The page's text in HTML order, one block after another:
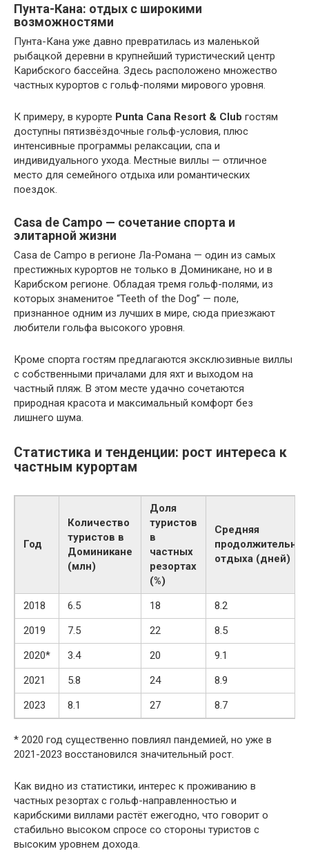
Пунта-Кана: отдых с широкими
возможностями
Пунта-Кана уже давно превратилась из маленькой
рыбацкой деревни в крупнейший туристический центр
Карибского бассейна. Здесь расположено множество
частных курортов с гольф-полями мирового уровня.
К примеру, в курорте Punta Cana Resort & Club гостям
доступны пятизвёздочные гольф-условия, плюс
интенсивные программы релаксации, спа и
индивидуального ухода. Местные виллы — отличное
место для семейного отдыха или романтических
поездок.
Casa de Campo — сочетание спорта и
элитарной жизни
Casa de Campo в регионе Ла-Романа — один из самых
престижных курортов не только в Доминикане, но и в
Карибском регионе. Обладая тремя гольф-полями, из
которых знаменитое “Teeth of the Dog” — поле,
признанное одним из лучших в мире, сюда приезжают
любители гольфа высокого уровня.
Кроме спорта гостям предлагаются эксклюзивные виллы
с собственными причалами для яхт и выходом на
частный пляж. В этом месте удачно сочетаются
природная красота и максимальный комфорт без
лишнего шума.
Статистика и тенденции: рост интереса к
частным курортам
Год
Количество
туристов в
Доминикане
(млн)
Доля
туристов
в
частных
резортах
(%)
Средняя
отдыха (дней)
2018 6.5 18
8.2
2019
7.5 22
8.5
2020*
3.4 20
9.1
2021
5.8 24
8.9
2023
8.1 27 8.7
* 2020 год существенно повлиял пандемией, но уже в
2021-2023 восстановился значительный рост.
Как видно из статистики, интерес к проживанию в
частных резортах с гольф-направленностью и
карибскими виллами растёт ежегодно, что говорит о
стабильно высоком спросе со стороны туристов с
высоким уровнем дохода.